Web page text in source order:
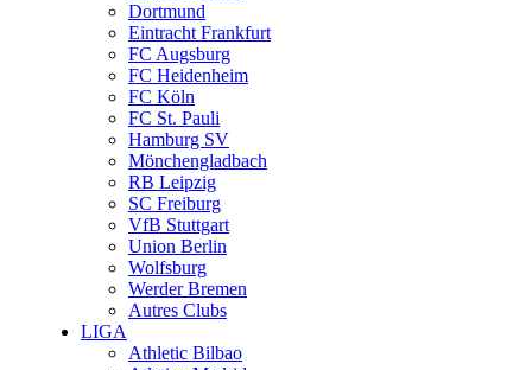
Dortmund
Eintracht Frankfurt
FC Augsburg
FC Heidenheim
FC Köln
FC St. Pauli
Hamburg SV
Mönchengladbach
RB Leipzig
SC Freiburg
VfB Stuttgart
Union Berlin
Wolfsburg
Werder Bremen
Autres Clubs
LIGA
Athletic Bilbao